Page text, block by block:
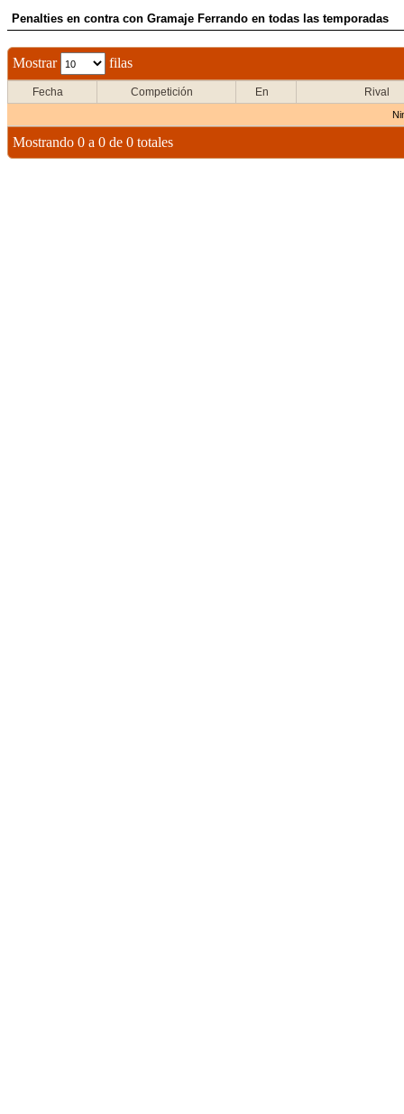
Penalties en contra con Gramaje Ferrando en todas las temporadas
Mostrar filas
Fecha Competición En Rival
Mostrando 0 a 0 de 0 totales